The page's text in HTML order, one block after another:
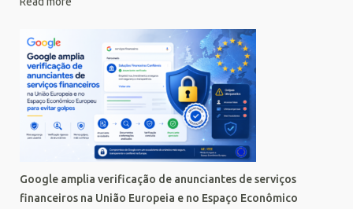
Google amplia verificação de anunciantes de serviços
financeiros na União Europeia e no Espaço Econômico